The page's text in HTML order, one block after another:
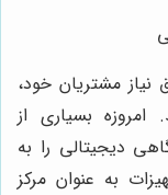
نیاز مشتریان خود،
بسیاری از
دیجیتالی را به
به عنوان مرکز